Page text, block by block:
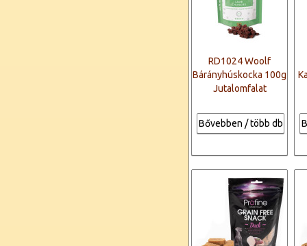
RD1024 Woolf
Bárányhúskocka 100g
Jutalomfalat
Bővebben / több db